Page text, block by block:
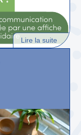
Lire la suite